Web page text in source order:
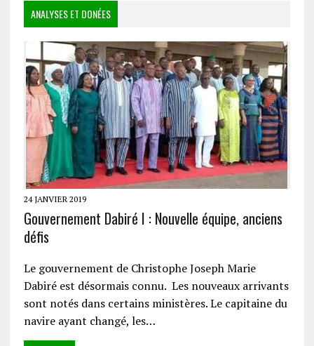
ANALYSES ET DONÉES
24 JANVIER 2019
Gouvernement Dabiré I : Nouvelle équipe, anciens
défis
Le gouvernement de Christophe Joseph Marie
Dabiré est désormais connu. Les nouveaux arrivants
sont notés dans certains ministères. Le capitaine du
navire ayant changé, les…